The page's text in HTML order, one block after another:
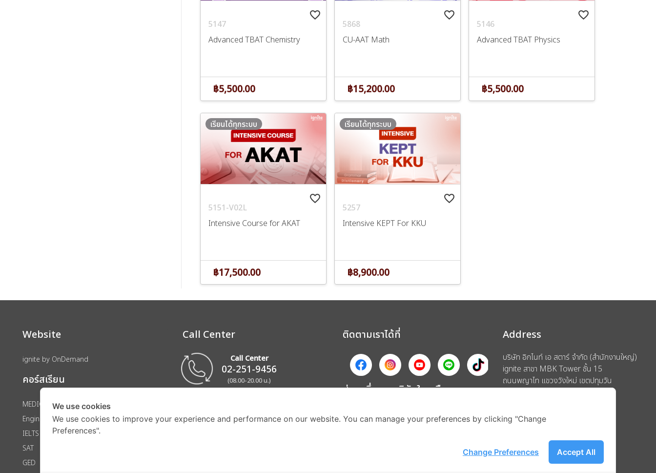
favorite_border
5147
Advanced TBAT Chemistry
฿5,500.00
favorite_border
5868
CU-AAT Math
฿15,200.00
favorite_border
5146
Advanced TBAT Physics
฿5,500.00
favorite_border
5151-V02L
Intensive Course for AKAT
เรียนได้ทุกระบบ
฿17,500.00
favorite_border
5257
Intensive KEPT For KKU
เรียนได้ทุกระบบ
฿8,900.00
Website
ignite by OnDemand
คอร์สเรียน
MEDICAL
Engineering
IELTS
SAT
GED
Call Center
Call Center
02-251-9456
(08.00-20.00 น.)
ติดตามเราได้ที่
ส่วนหนึ่งของบริษัทในเครือ
Address
บริษัท อิกไนท์ เอ สตาร์ จำกัด (สำนักงานใหญ่)
ignite สาขา MBK Tower ชั้น 15
ถนนพญาไท แขวงวังใหม่ เขตปทุมวัน
We use cookies
We use cookies to improve your experience and performance on our website. You can manage your preferences by clicking "Change
Preferences".
Accept All
Change Preferences